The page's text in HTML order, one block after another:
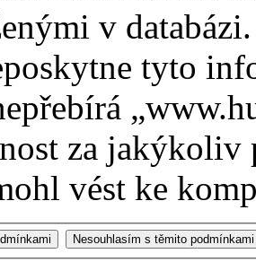
v
tyto
za
vést ke